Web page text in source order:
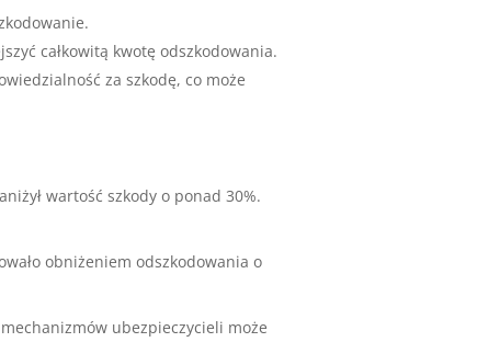
całkowitą kwotę odszkodowania.
za szkodę, co może
wartość szkody o ponad 30%.
obniżeniem odszkodowania o
ubezpieczycieli może